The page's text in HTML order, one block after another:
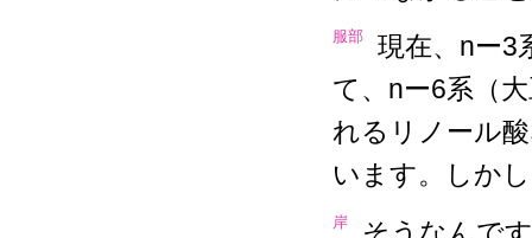
服部
現在、nー3
て、nー6系（
れるリノール
います。しか
岸